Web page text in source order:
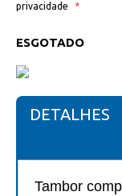
privacidade
ESGOTADO
DETALHES
Tambor